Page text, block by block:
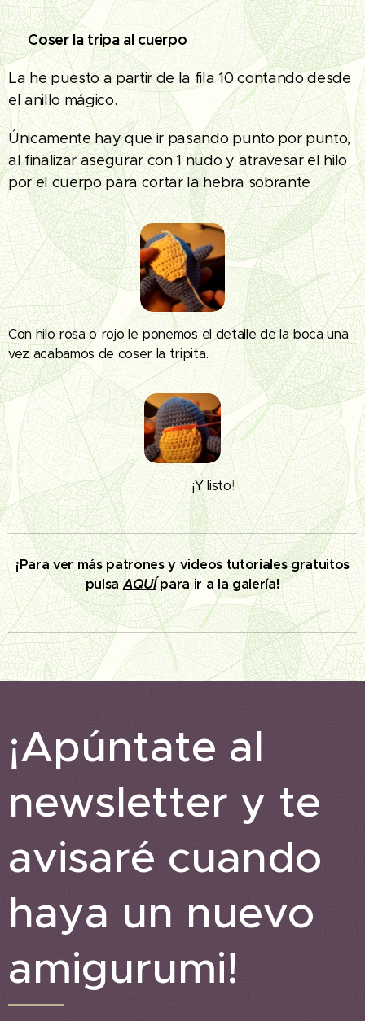
🧵 Coser la tripa al cuerpo
La he puesto a partir de la fila 10 contando desde
el anillo mágico.
Únicamente hay que ir pasando punto por punto,
al finalizar asegurar con 1 nudo y atravesar el hilo
por el cuerpo para cortar la hebra sobrante
Con hilo rosa o rojo le ponemos el detalle de la boca una
vez acabamos de coser la tripita.
¡Ylisto!
¡Para ver más patrones y videos tutoriales gratuitos
pulsaAQUÍ para ir a la galería!
¡Apúntate al
newsletter y te
avisaré cuando
haya un nuevo
amigurumi!